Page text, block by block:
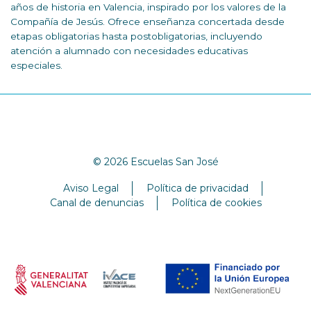
años de historia en Valencia, inspirado por los valores de la
Compañía de Jesús. Ofrece enseñanza concertada desde
etapas obligatorias hasta postobligatorias, incluyendo
atención a alumnado con necesidades educativas
especiales.
© 2026 Escuelas San José
Aviso Legal
Política de privacidad
Canal de denuncias
Política de cookies